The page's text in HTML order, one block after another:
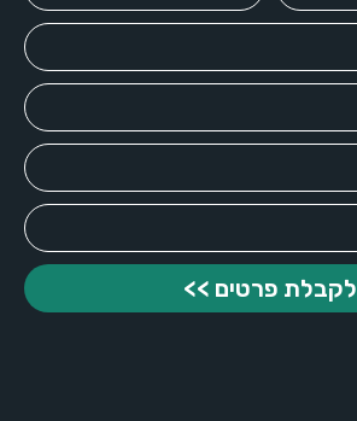
לקבלת פרטים >>